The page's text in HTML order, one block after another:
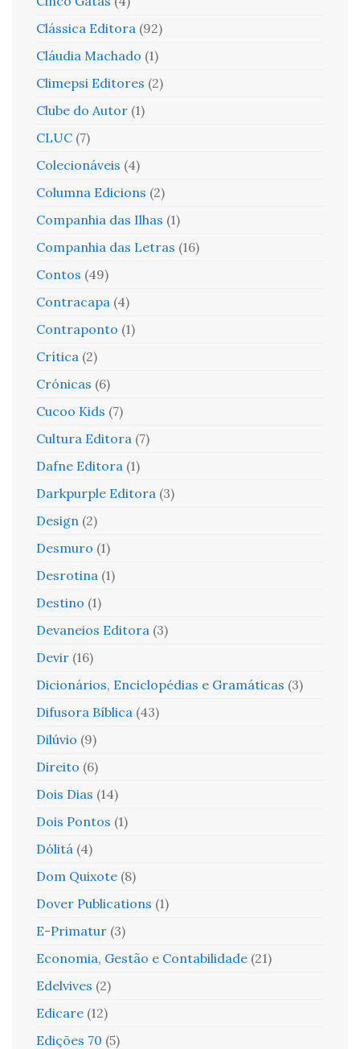
Clássica Editora (92)
Cláudia Machado (1)
Climepsi Editores (2)
Clube do Autor (1)
CLUC (7)
Colecionáveis (4)
Columna Edicions (2)
Companhia das Ilhas (1)
Companhia das Letras (16)
Contos (49)
Contracapa (4)
Contraponto (1)
Crítica (2)
Crónicas (6)
Cucoo Kids (7)
Cultura Editora (7)
Dafne Editora (1)
Darkpurple Editora (3)
Design (2)
Desmuro (1)
Desrotina (1)
Destino (1)
Devaneios Editora (3)
Devir (16)
Dicionários, Enciclopédias e Gramáticas (3)
Difusora Bíblica (43)
Dilúvio (9)
Direito (6)
Dois Dias (14)
Dois Pontos (1)
Dólitá (4)
Dom Quixote (8)
Dover Publications (1)
E-Primatur (3)
Economia, Gestão e Contabilidade (21)
Edelvives (2)
Edicare (12)
Edições 70 (5)